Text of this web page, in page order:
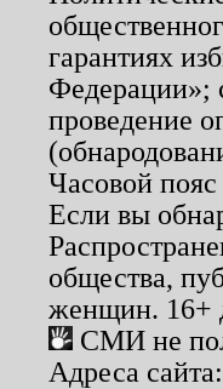
гарантиях
Федерации»;
проведение
Часовой
Если вы
общества,
женщин. 16+
СМИ не
Адреса сайта: